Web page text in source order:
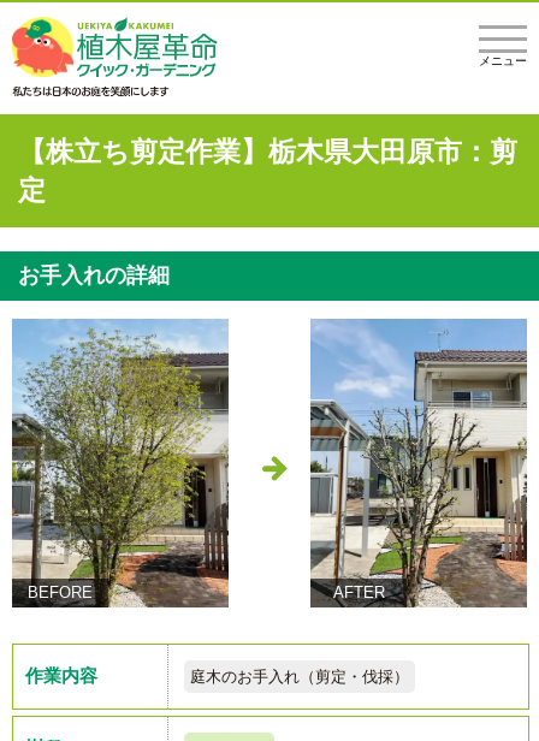
メニュー
【株立ち剪定作業】栃木県大田原市：剪
定
お手入れの詳細
BEFORE AFTER
作業内容 庭木のお手入れ（剪定・伐採）